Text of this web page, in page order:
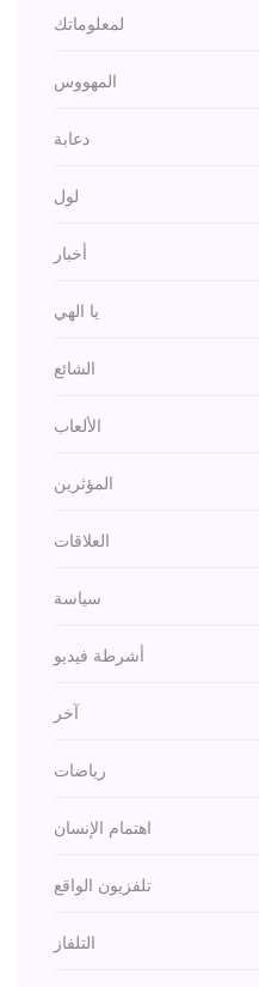
لمعلوماتك
المهووس
دعابة
لول
أخبار
يا الهي
الشائع
الألعاب
المؤثرين
العلاقات
سياسة
أشرطة فيديو
آخر
رياضات
اهتمام الإنسان
تلفزيون الواقع
التلفاز